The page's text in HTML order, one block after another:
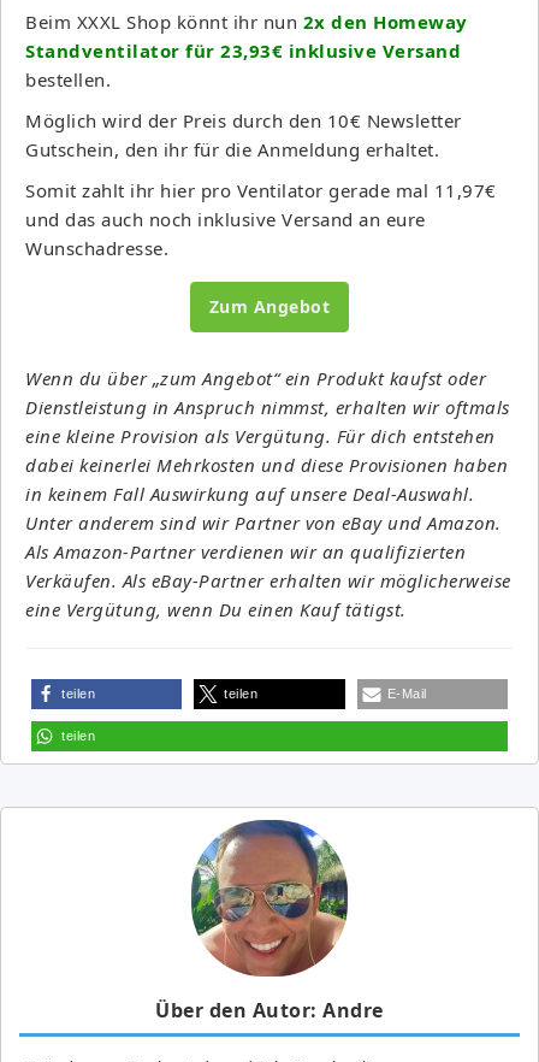
Beim XXXL Shop könnt ihr nun 2x den Homeway
Standventilator für 23,93€ inklusive Versand
bestellen.
Möglich wird der Preis durch den 10€ Newsletter
Gutschein, den ihr für die Anmeldung erhaltet.
Somit zahlt ihr hier pro Ventilator gerade mal 11,97€
und das auch noch inklusive Versand an eure
Wunschadresse.
Zum Angebot
Wenn du über „zum Angebot“ ein Produkt kaufst oder
Dienstleistung in Anspruch nimmst, erhalten wir oftmals
eine kleine Provision als Vergütung. Für dich entstehen
dabei keinerlei Mehrkosten und diese Provisionen haben
in keinem Fall Auswirkung auf unsere Deal-Auswahl.
Unter anderem sind wir Partner von eBay und Amazon.
Als Amazon-Partner verdienen wir an qualifizierten
Verkäufen. Als eBay-Partner erhalten wir möglicherweise
eine Vergütung, wenn Du einen Kauf tätigst.
teilen teilen E-Mail
teilen
Über den Autor: Andre